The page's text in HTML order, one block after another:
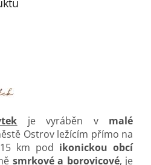
je vyráběn vmalé
Ostrov ležícím přímo na
km pod ikonickou obcí
smrkové a borovicové, je